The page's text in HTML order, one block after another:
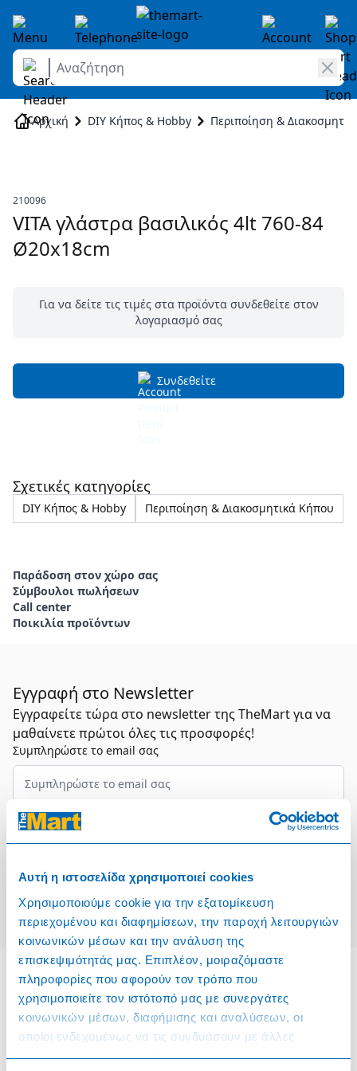
Αυτή η ιστοσελίδα χρησιμοποιεί cookies
Χρησιμοποιούμε cookie για την εξατομίκευση
περιεχομένου και διαφημίσεων, την παροχή λειτουργιών
κοινωνικών μέσων και την ανάλυση της
επισκεψιμότητάς μας. Επιπλέον, μοιραζόμαστε
πληροφορίες που αφορούν τον τρόπο που
χρησιμοποιείτε τον ιστότοπό μας με συνεργάτες
κοινωνικών μέσων, διαφήμισης και αναλύσεων, οι
οποίοι ενδεχομένως να τις συνδυάσουν με άλλες
πληροφορίες που τους έχετε παραχωρήσει ή τις οποίες
Skip to Content
Αναζήτηση
Αρχική DIY Κήπος & Hobby Περιποίηση &
210096
VITA γλάστρα βασιλικός 4lt 760-84
Ø20x18cm
Για να δείτε τις τιμές στα προϊόντα συνδεθείτε στον
λογαριασμό σας
Συνδεθείτε
Σχετικές κατηγορίες
DIY Κήπος & Hobby Περιποίηση & Διακοσμητικά Κήπου
Παράδοση στον χώρο σας
Σύμβουλοι πωλήσεων
Call center
Ποικιλία προϊόντων
Εγγραφή στο Newsletter
Εγγραφείτε τώρα στο newsletter της TheMart για να
μαθαίνετε πρώτοι όλες τις προσφορές!
Συμπληρώστε το email σας
Επιλέξτε τον τομέα σας
Πληροφορίες
Όροι & Προϋποθέσεις